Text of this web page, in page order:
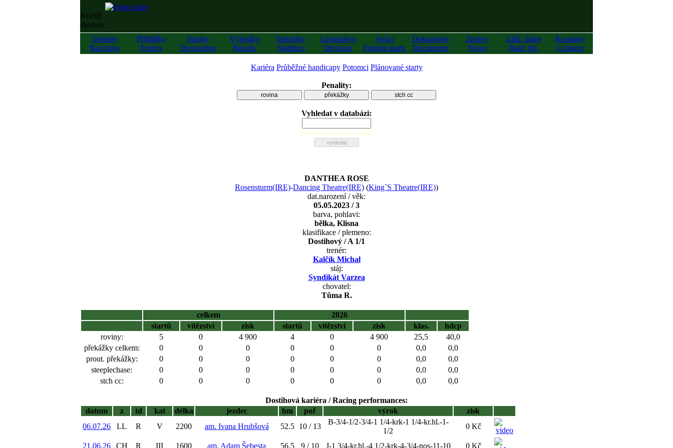
KONĚ
/horses/
Termíny
Racedays
Přihlášky
Entries
Startky
Declaration
Výsledky
Results
Statistiky
Statistics
Legislativa
Decision
Avíza
Foreign starts
Dokumenty
Documents
Zprávy
News
Zákl. údaje
Basic fig.
Kontakty
Contacts
Kariéra Průběžné handicapy Potomci Plánované starty
Penality:
rovina překážky stch cc
Vyhledat v databázi:
zadejte alespoň 2 znaky
DANTHEA ROSE
Rosensturm(IRE)-Dancing Theatre(IRE) (King`S Theatre(IRE))
dat.narození / věk:
05.05.2023 / 3
barva, pohlavi:
bělka, Klisna
klasifikace / plemeno:
Dostihový / A 1/1
trenér:
Kalčík Michal
stáj:
Syndikát Varzea
chovatel:
Tůma R.
celkem
2026
startů
vítězství zisk startů vítězství zisk klas.
hdcp
roviny:
5 0 4 900 4 0 4 900 25,5
40,0
překážky celkem:
0 0 0 0 0 0 0,0
0,0
prout. překážky:
0 0 0 0 0 0 0,0
0,0
steeplechase:
0 0 0 0 0 0 0,0
0,0
stch cc:
0 0 0 0 0 0 0,0 0,0
Dostihová kariéra / Racing performances:
datum
z td kat délka jezdec hm poř výrok
zisk
06.07.26
LL R V 2200 am. Ivana Hrubšová 52.5 10 / 13
B-3/4-1/2-3/4-1 1/4-krk-1 1/4-kr.hl.-1-
1/2
0 Kč
21.06.26 CH R III 1600 am. Adam Šebesta 56.5 9 / 10 J-1 3/4-kr.hl.-4 1/2-krk-4-3/4-nos-11-10 0 Kč